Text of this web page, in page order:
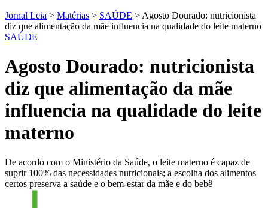
Jornal Leia > Matérias > SAÚDE > Agosto Dourado: nutricionista
diz que alimentação da mãe influencia na qualidade do leite materno
SAÚDE
Agosto Dourado: nutricionista
diz que alimentação da mãe
influencia na qualidade do leite
materno
De acordo com o Ministério da Saúde, o leite materno é capaz de
suprir 100% das necessidades nutricionais; a escolha dos alimentos
certos preserva a saúde e o bem-estar da mãe e do bebê